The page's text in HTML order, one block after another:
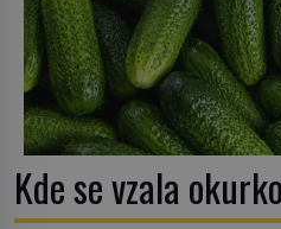
Kde se vzala